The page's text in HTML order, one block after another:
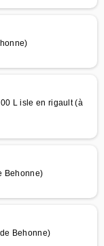
L isle en rigault (à
Behonne)
Behonne)